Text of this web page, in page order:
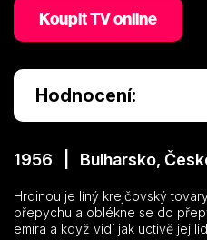
Koupit TV online
Hodnocení:
1956 | Bulharsko,
Hrdinou je líný krejčovský
přepychu a oblékne se do
emíra a když vidí jak uctivě jej